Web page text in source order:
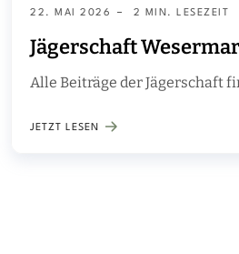
22. MAI 2026 2 MIN. LESEZEIT
Jägerschaft
Alle Beiträge der Jägerschaft
JETZT LESEN